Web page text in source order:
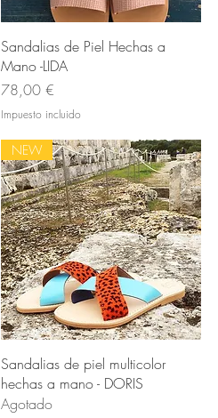
Vista rápida
Sandalias de Piel Hechas a
Mano -LIDA
Precio
78,00 €
Impuesto incluido
Vista rápida
NEW
Sandalias de piel multicolor
hechas a mano - DORIS
Agotado